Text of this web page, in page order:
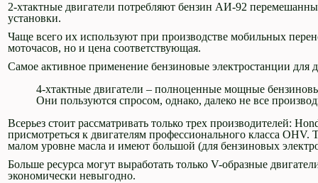
2-хтактные двигатели потребляют бензин АИ-92
установки.
Чаще всего их используют при производстве мобильных
моточасов, но и цена соответствующая.
Самое активное применение бензиновые электростанции для
4-хтактные двигатели – полноценные мощные
Они пользуются спросом, однако, далеко не все
Всерьез стоит рассматривать только трех производителей:
присмотреться к двигателям профессионального класса
малом уровне масла и имеют большой (для бензиновых
Больше ресурса могут выработать только V-образные
экономически невыгодно.